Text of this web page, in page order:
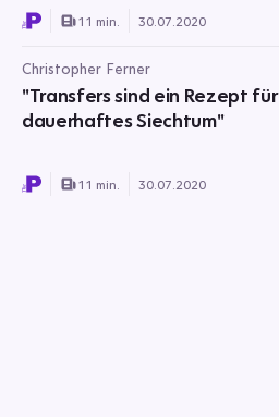
11 min. 30.07.2020
Christopher Ferner
"Transfers sind ein Rezept für
dauerhaftes Siechtum"
11 min. 30.07.2020